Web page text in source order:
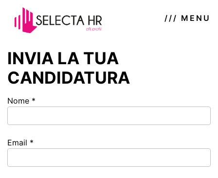
/// MENU
INVIA LA TUA
CANDIDATURA
Nome *
Email *